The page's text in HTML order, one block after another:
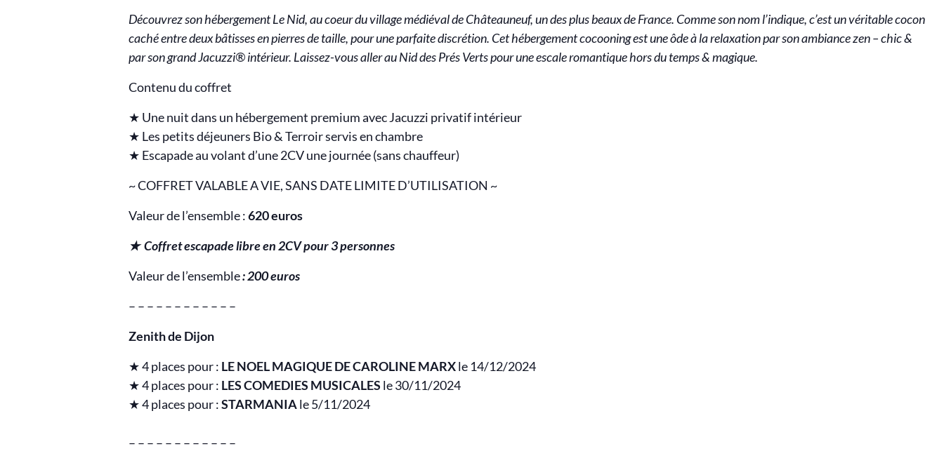
Découvrez son hébergement Le Nid, au coeur du village médiéval de Châteauneuf, un des plus beaux de France. Comme son nom l’indique, c’est un véritable cocon
caché entre deux bâtisses en pierres de taille, pour une parfaite discrétion. Cet hébergement cocooning est une ôde à la relaxation par son ambiance zen – chic &
par son grand Jacuzzi® intérieur. Laissez-vous aller au Nid des Prés Verts pour une escale romantique hors du temps & magique.
Contenu du coffret
★ Une nuit dans un hébergement premium avec Jacuzzi privatif intérieur
★ Les petits déjeuners Bio & Terroir servis en chambre
★ Escapade au volant d’une 2CV une journée (sans chauffeur)
~ COFFRET VALABLE A VIE, SANS DATE LIMITE D’UTILISATION ~
Valeur de l’ensemble :620 euros
★ Coffretescapade libre en 2CV pour 3 personnes
Valeur de l’ensemble: 200 euros
– – – – – – – – – – – –
Zenith de Dijon
★ 4 places pour : LE NOEL MAGIQUE DE CAROLINE MARXle 14/12/2024
★ 4 places pour : LES COMEDIES MUSICALES le 30/11/2024
★ 4 places pour :STARMANIAle 5/11/2024
– – – – – – – – – – – –